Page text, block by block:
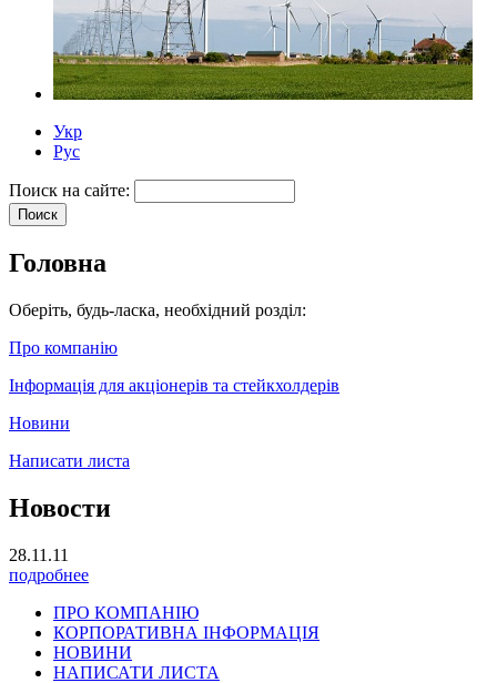
Укр
Рус
Поиск на сайте:
Головна
Оберіть, будь-ласка, необхідний розділ:
Про компанію
Інформація для акціонерів та стейкхолдерів
Новини
Написати листа
Новости
28.11.11
подробнее
ПРО КОМПАНІЮ
КОРПОРАТИВНА ІНФОРМАЦІЯ
НОВИНИ
НАПИСАТИ ЛИСТА